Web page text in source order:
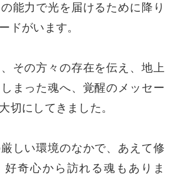
能力で光を届けるために降り
ドがいます。
その方々の存在を伝え、地上
まった魂へ、覚醒のメッセー
切にしてきました。
しい環境のなかで、あえて修
好奇心から訪れる魂もありま